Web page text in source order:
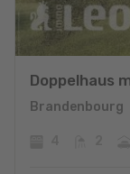
Doppelhaus
Brandenbourg